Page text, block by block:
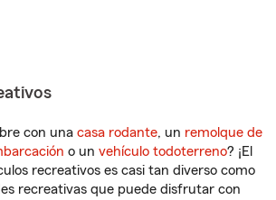
con una casa rodante, un remolque de
o un vehículo todoterreno? ¡El
recreativos es casi tan diverso como
recreativas que puede disfrutar con